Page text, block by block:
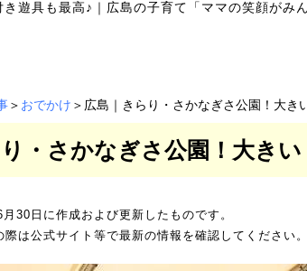
遊具も最高♪ ｜ 広島の子育て「ママの笑顔がみ
＞ おでかけ ＞広島｜きらり・さかなぎさ公園！大き
・さかなぎさ公園！大き
30日に作成および更新したものです。
は公式サイト等で最新の情報を確認してください。